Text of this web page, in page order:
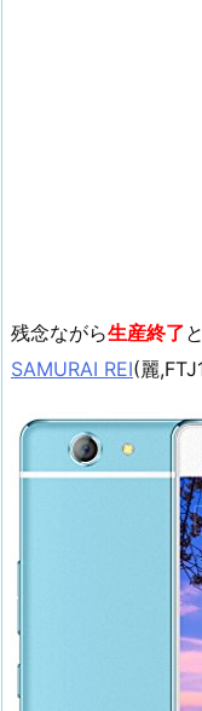
残念ながら生産終了
SAMURAI REI(麗